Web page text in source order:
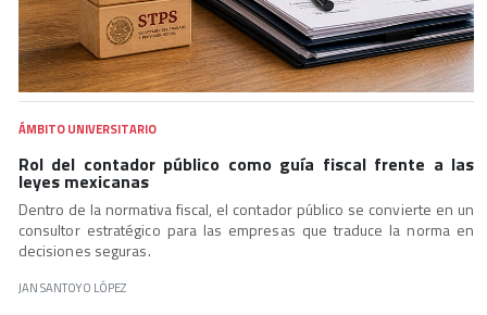
ÁMBITO UNIVERSITARIO
Rol del contador público como guía fiscal frente a las
leyes mexicanas
Dentro de la normativa fiscal, el contador público se convierte en un
consultor estratégico para las empresas que traduce la norma en
decisiones seguras.
JAN SANTOYO LÓPEZ